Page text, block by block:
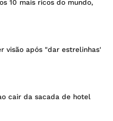
10 mais ricos do mundo,
visão após "dar estrelinhas'
cair da sacada de hotel